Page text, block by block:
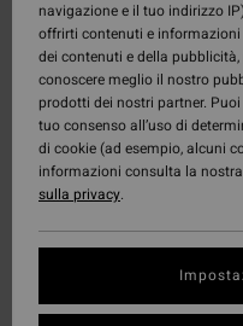
navigazione e il tuo indirizzo
offrirti contenuti e informazioni
dei contenuti e della
conoscere meglio il nostro
prodotti dei nostri partner.
tuo consenso all’uso di
di cookie (ad esempio, alcuni
informazioni consulta la nostra
sulla privacy.